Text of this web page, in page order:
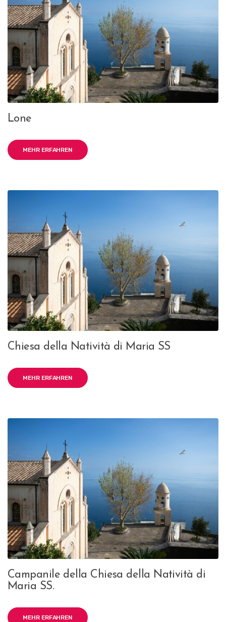
Lone
MEHR ERFAHREN
Chiesa della Natività di Maria SS
MEHR ERFAHREN
Campanile della Chiesa della Natività di
Maria SS.
MEHR ERFAHREN